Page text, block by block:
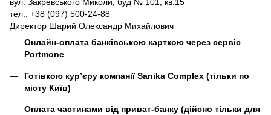
вул. Закревського Миколи, буд № 101, кв.15
тел.: +38 (097) 500-24-88
Директор Шарий Олександр Михайлович
Онлайн-оплата банківською карткою через сервіс
Portmone
Готівкою кур’єру компаніїSanika Complex (тільки по
місту Київ)
Оплата частинами від приват-банку (дійсно тільки для